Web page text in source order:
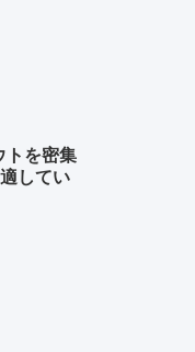
トを密集
してい